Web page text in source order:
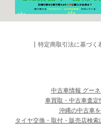
特定商取引法に基づく
中古車情報 グー
車買取・中古車査定
沖縄の中古車
タイヤ交換・取付・販売店検索